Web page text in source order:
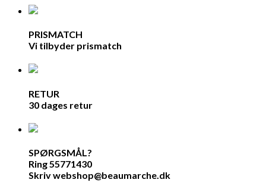
PRISMATCH
Vi tilbyder prismatch
RETUR
30 dages retur
SPØRGSMÅL?
Ring 55771430
Skriv webshop@beaumarche.dk